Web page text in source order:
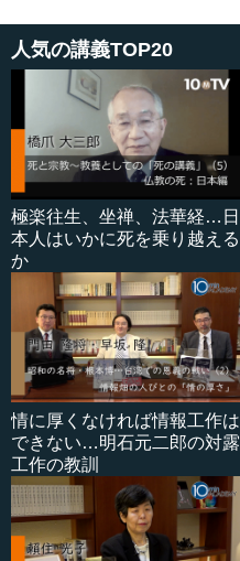
人気の講義TOP20
極楽往生、坐禅、法華経…日
本人はいかに死を乗り越える
か
情に厚くなければ情報工作は
できない…明石元二郎の対露
工作の教訓